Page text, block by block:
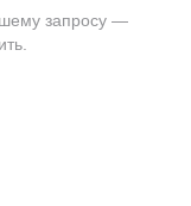
запросу —